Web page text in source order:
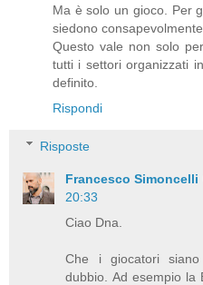
Ma è solo un gioco. Per
siedono
Questo vale non solo
tutti i settori organizzati
definito.
Rispondi
Risposte
Francesco Simoncelli
20:33
Ciao Dna.
Che i giocatori
dubbio. Ad esempio la